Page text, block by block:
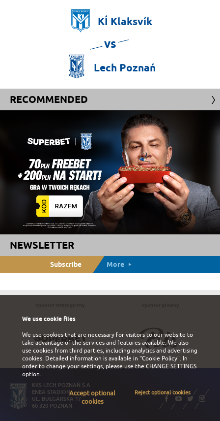
KÍ Klaksvík
vs
Lech Poznań
RECOMMENDED
NEWSLETTER
Subscribe More
KKS LECH POZNAŃ S.A.
ENEA STADION
UL. BUŁGARSKA 17
60-320 POZNAŃ
We use cookie files
We use cookies that are necessary for visitors to our website to
take advantage of the services and features available. We also
use cookies from third parties, including analytics and advertising
cookies. Detailed information is available in "Cookie Policy". In
order to change your settings, please use theCHANGE SETTINGS
option.
Accept optional
cookies
Reject optional cookies